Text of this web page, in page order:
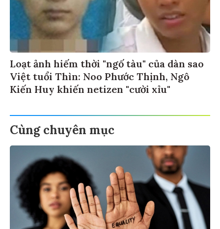
Loạt ảnh hiếm thời "ngố tàu" của dàn sao
Việt tuổi Thìn: Noo Phước Thịnh, Ngô
Kiến Huy khiến netizen "cười xỉu"
Cùng chuyên mục